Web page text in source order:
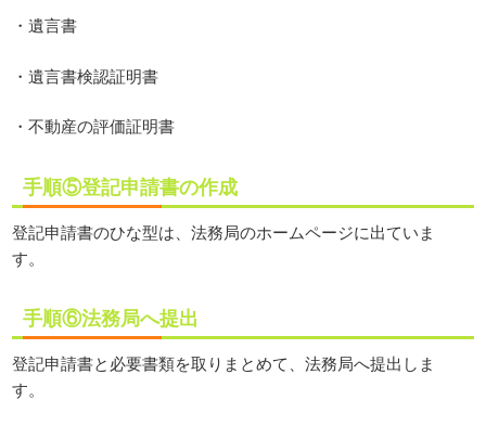
・遺言書
・遺言書検認証明書
・不動産の評価証明書
手順⑤登記申請書の作成
登記申請書のひな型は、法務局のホームページに出ていま
す。
手順⑥法務局へ提出
登記申請書と必要書類を取りまとめて、法務局へ提出しま
す。